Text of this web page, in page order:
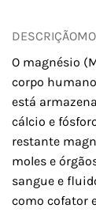
DESCRIÇÃO
O magnésio
corpo
está
cálcio e
restante
moles e
sangue e
como cofator